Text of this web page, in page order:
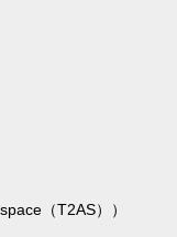
（T2AS））